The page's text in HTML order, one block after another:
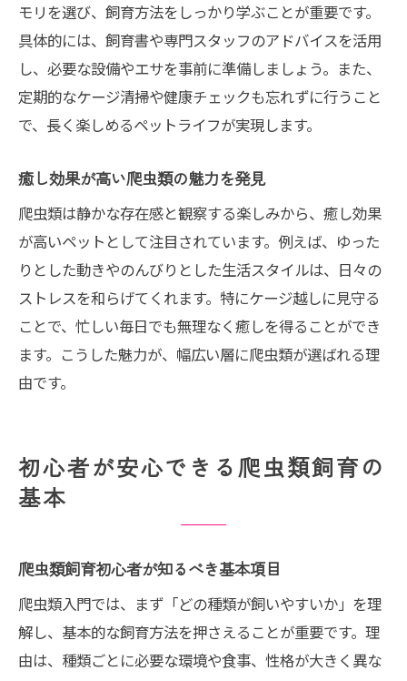
モリを選び、飼育方法をしっかり学ぶことが重要です。
具体的には、飼育書や専門スタッフのアドバイスを活用
し、必要な設備やエサを事前に準備しましょう。また、
定期的なケージ清掃や健康チェックも忘れずに行うこと
で、長く楽しめるペットライフが実現します。
癒し効果が高い爬虫類の魅力を発見
爬虫類は静かな存在感と観察する楽しみから、癒し効果
が高いペットとして注目されています。例えば、ゆった
りとした動きやのんびりとした生活スタイルは、日々の
ストレスを和らげてくれます。特にケージ越しに見守る
ことで、忙しい毎日でも無理なく癒しを得ることができ
ます。こうした魅力が、幅広い層に爬虫類が選ばれる理
由です。
初心者が安心できる爬虫類飼育の
基本
爬虫類飼育初心者が知るべき基本項目
爬虫類入門では、まず「どの種類が飼いやすいか」を理
解し、基本的な飼育方法を押さえることが重要です。理
由は、種類ごとに必要な環境や食事、性格が大きく異な